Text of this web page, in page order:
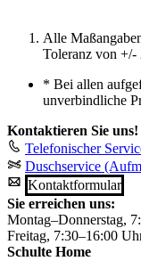
Alle
Toleranz von +/-
* Bei allen
unverbindliche
Kontaktieren Sie uns!
Telefonischer
Duschservice
Kontaktformular
Sie erreichen uns:
Montag–Donnerstag,
Freitag, 7:30–16:00
Schulte Home